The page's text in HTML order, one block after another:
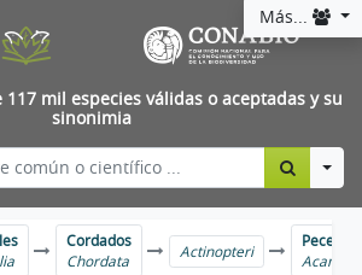
Más...
117 mil especies válidas o aceptadas y su
sinonimia
Cordados
Chordata
Actinopteri
Peces